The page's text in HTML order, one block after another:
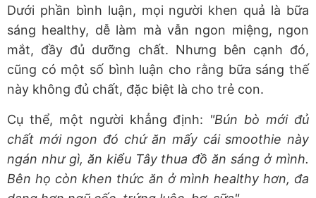
Dưới phần bình luận, mọi người khen quả là bữa
sáng healthy, dễ làm mà vẫn ngon miệng, ngon
mắt, đầy đủ dưỡng chất. Nhưng bên cạnh đó,
cũng có một số bình luận cho rằng bữa sáng thế
này không đủ chất, đặc biệt là cho trẻ con.
Cụ thể, một người khẳng định: "Bún bò mới đủ
chất mới ngon đó chứ ăn mấy cái smoothie này
ngán như gì, ăn kiểu Tây thua đồ ăn sáng ở mình.
Bên họ còn khen thức ăn ở mình healthy hơn, đa